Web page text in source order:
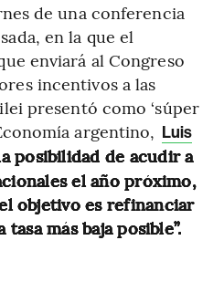
de una conferencia
en la que el
enviará al Congreso
incentivos a las
presentó como ‘súper
argentino, Luis
posibilidad de acudir a
el año próximo,
objetivo es refinanciar
más baja posible”.